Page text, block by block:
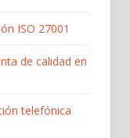
ISO 27001
de calidad en
telefónica